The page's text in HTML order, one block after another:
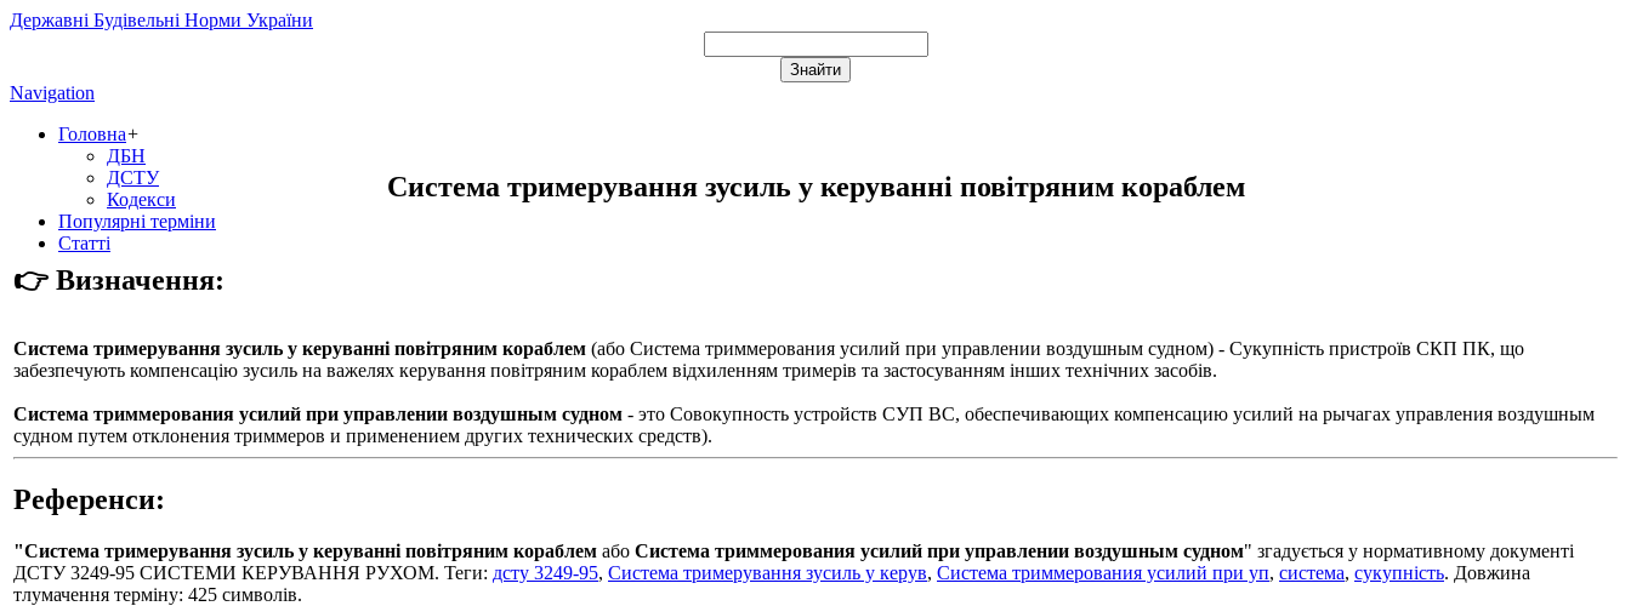
Державні Будівельні Норми України
Navigation
Головна+
ДБН
ДСТУ
Кодекси
Популярні терміни
Статті
Система тримерування зусиль у керуванні повітряним кораблем
👉 Визначення:
Система тримерування зусиль у керуванні повітряним кораблем (або Система триммерования усилий при управлении воздушным судном) - Сукупність пристроїв СКП ПК, що
забезпечують компенсацію зусиль на важелях керування повітряним кораблем відхиленням тримерів та застосуванням інших технічних засобів.
Система триммерования усилий при управлении воздушным судном - это Совокупность устройств СУП ВС, обеспечивающих компенсацию усилий на рычагах управления воздушным
судном путем отклонения триммеров и применением других технических средств).
Референси:
"Система тримерування зусиль у керуванні повітряним кораблем або Система триммерования усилий при управлении воздушным судном" згадується у нормативному документі
ДСТУ 3249-95 СИСТЕМИ КЕРУВАННЯ РУХОМ. Теги: дсту 3249-95, Система тримерування зусиль у керув, Система триммерования усилий при уп, система, сукупність. Довжина
тлумачення терміну: 425 символів.